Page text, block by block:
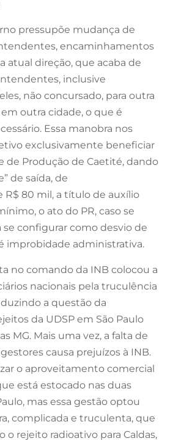
pressupõe mudança de
encaminhamentos
atual direção, que acaba de
inclusive
não concursado, para outra
outra cidade, o que é
Essa manobra nos
exclusivamente beneficiar
Produção de Caetité, dando
de saída, de
80 mil, a título de auxílio
o ato do PR, caso se
se configurar como desvio de
improbidade administrativa.
no comando da INB colocou a
nacionais pela truculência
a questão da
da UDSP em São Paulo
MG. Mais uma vez, a falta de
causa prejuízos à INB.
o aproveitamento comercial
está estocado nas duas
mas essa gestão optou
complicada e truculenta, que
o rejeito radioativo para Caldas,